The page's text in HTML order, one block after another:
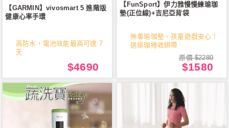
【GARMIN】vivosmart 5 進階版
健康心率手環
高防水，電池效能最高可達 7
天
$4690
【FunSport】伊力雅慢慢練瑜珈
墊(正位線)+吉尼亞背袋
無毒瑜珈墊、孩童遊戲安心！
送瑜珈捲收綁帶
原價 $2280
$1580